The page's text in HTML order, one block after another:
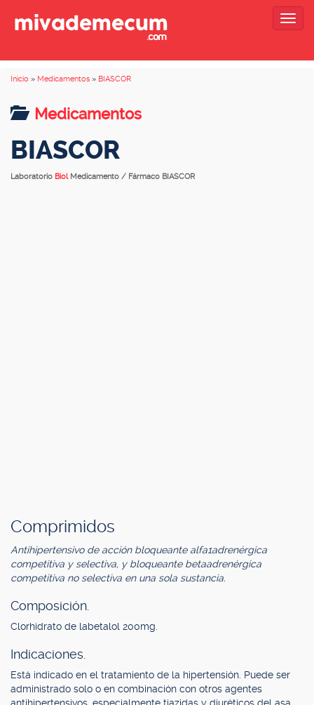
Inicio » Medicamentos » BIASCOR
Medicamentos
BIASCOR
Laboratorio Biol Medicamento / Fármaco BIASCOR
Comprimidos
Antihipertensivo de acción bloqueante alfa1adrenérgica
competitiva y selectiva, y bloqueante betaadrenérgica
competitiva no selectiva en una sola sustancia.
Composición.
Clorhidrato de labetalol 200mg.
Indicaciones.
Está indicado en el tratamiento de la hipertensión. Puede ser
administrado solo o en combinación con otros agentes